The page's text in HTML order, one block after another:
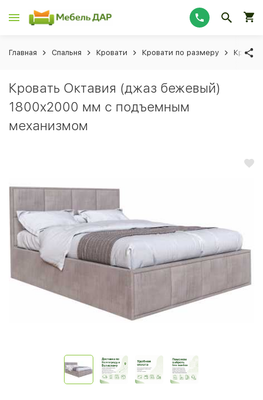
Главная Спальня Кровати Кровати по размеру
Кровать Октавия (джаз бежевый)
1800x2000 мм с подъемным
механизмом